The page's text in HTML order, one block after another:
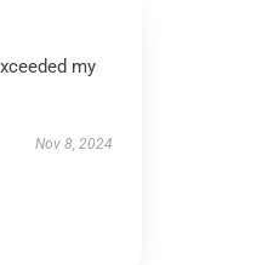
my
Nov 8, 2024